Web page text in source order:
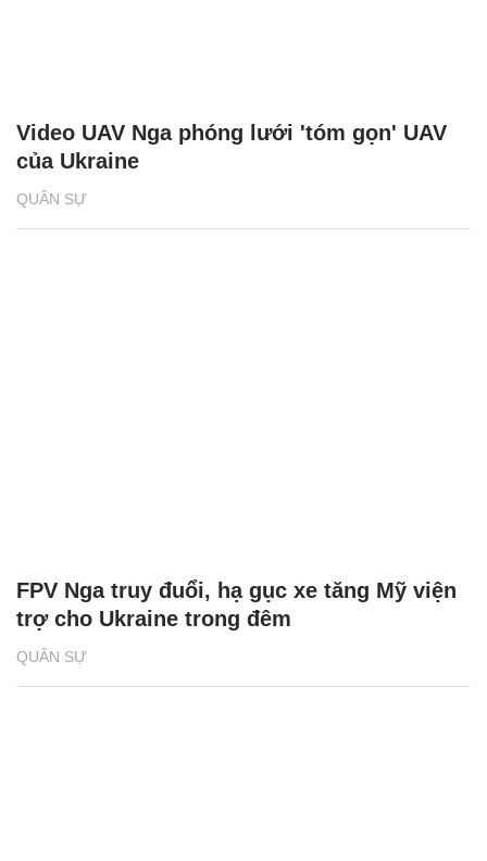
QUÂN SỰ
Video UAV Nga phóng lưới 'tóm gọn' UAV
của Ukraine
QUÂN SỰ
FPV Nga truy đuổi, hạ gục xe tăng Mỹ viện
trợ cho Ukraine trong đêm